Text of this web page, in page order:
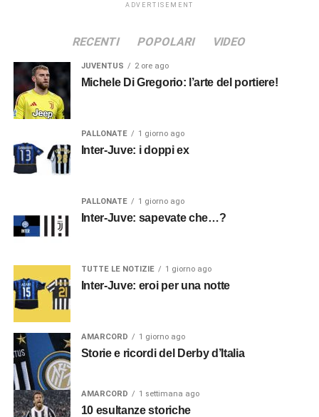
ADVERTISEMENT
RECENTI POPOLARI VIDEO
JUVENTUS 2 ore ago
Michele Di Gregorio: l’arte del portiere!
PALLONATE 1 giorno ago
Inter-Juve: i doppi ex
PALLONATE 1 giorno ago
Inter-Juve: sapevate che…?
TUTTE LE NOTIZIE 1 giorno ago
Inter-Juve: eroi per una notte
AMARCORD 1 giorno ago
Storie e ricordi del Derby d’Italia
AMARCORD 1 settimana ago
10 esultanze storiche